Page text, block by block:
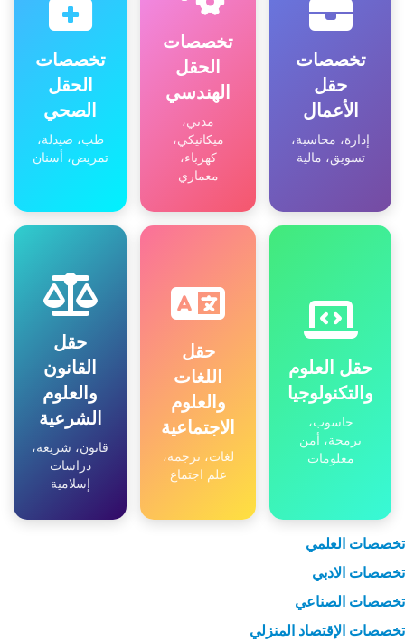
تخصصات
حقل
الأعمال
إدارة، محاسبة،
تسويق، مالية
تخصصات
الحقل
الهندسي
مدني،
ميكانيكي،
كهرباء،
معماري
تخصصات
الحقل
الصحي
طب، صيدلة،
تمريض، أسنان
حقل العلوم
والتكنولوجيا
حاسوب،
برمجة، أمن
معلومات
حقل
اللغات
والعلوم
الاجتماعية
لغات، ترجمة،
علم اجتماع
حقل
القانون
والعلوم
الشرعية
قانون، شريعة،
دراسات
إسلامية
تخصصات العلمي
تخصصات الادبي
تخصصات الصناعي
تخصصات الإقتصاد المنزلي